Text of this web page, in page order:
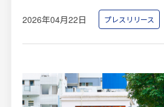
オーディエンスデータの階層
インプレッションデータの算出方法
よくあるご質問
2026年04月22日 プレスリリース